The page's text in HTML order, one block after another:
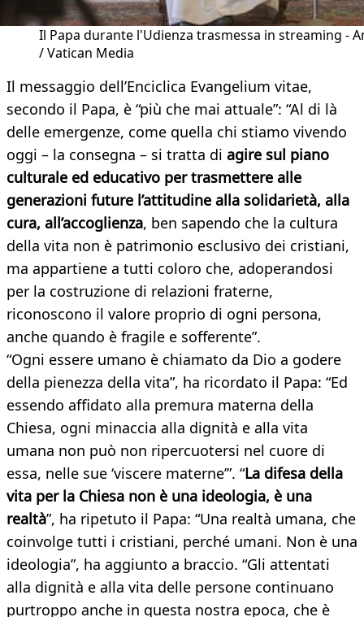
Il Papa durante l'Udienza trasmessa in streaming -
/ Vatican Media
Il messaggio dell’Enciclica Evangelium vitae,
secondo il Papa, è “più che mai attuale”: “Al di là
delle emergenze, come quella chi stiamo vivendo
oggi – la consegna – si tratta di agire sul piano
culturale ed educativo per trasmettere alle
generazioni future l’attitudine alla solidarietà, alla
cura, all’accoglienza, ben sapendo che la cultura
della vita non è patrimonio esclusivo dei cristiani,
ma appartiene a tutti coloro che, adoperandosi
per la costruzione di relazioni fraterne,
riconoscono il valore proprio di ogni persona,
anche quando è fragile e sofferente”.
“Ogni essere umano è chiamato da Dio a godere
della pienezza della vita”, ha ricordato il Papa: “Ed
essendo affidato alla premura materna della
Chiesa, ogni minaccia alla dignità e alla vita
umana non può non ripercuotersi nel cuore di
essa, nelle sue ‘viscere materne’”. “La difesa della
vita per la Chiesa non è una ideologia, è una
realtà”, ha ripetuto il Papa: “Una realtà umana, che
coinvolge tutti i cristiani, perché umani. Non è una
ideologia”, ha aggiunto a braccio. “Gli attentati
alla dignità e alla vita delle persone continuano
purtroppo anche in questa nostra epoca, che è